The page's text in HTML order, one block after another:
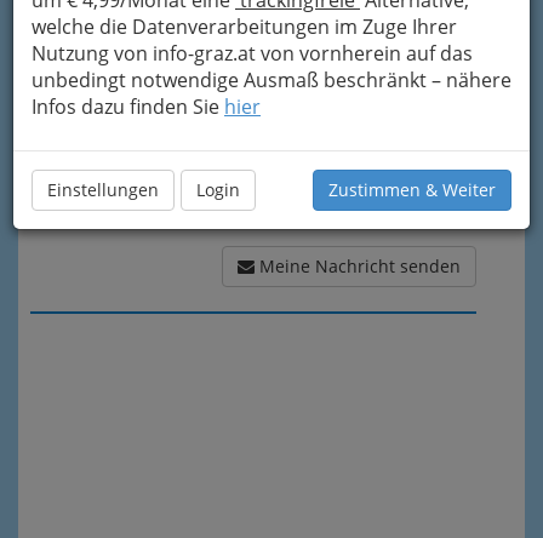
welche die Datenverarbeitungen im Zuge Ihrer
Nutzung von info-graz.at von vornherein auf das
unbedingt notwendige Ausmaß beschränkt – nähere
Infos dazu finden Sie hier
Einstellungen Login Zustimmen & Weiter
Meine Nachricht senden